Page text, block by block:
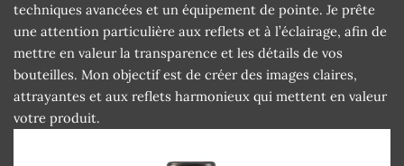
techniques avancées et un équipement de pointe. Je prête
une attention particulière aux reflets et à l’éclairage, afin de
mettre en valeur la transparence et les détails de vos
bouteilles. Mon objectif est de créer des images claires,
attrayantes et aux reflets harmonieux qui mettent en valeur
votre produit.